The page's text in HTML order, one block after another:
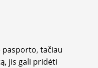
pasporto, tačiau
jis gali pridėti